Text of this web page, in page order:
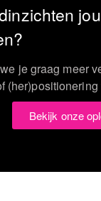
je graag meer
Bekijk onze